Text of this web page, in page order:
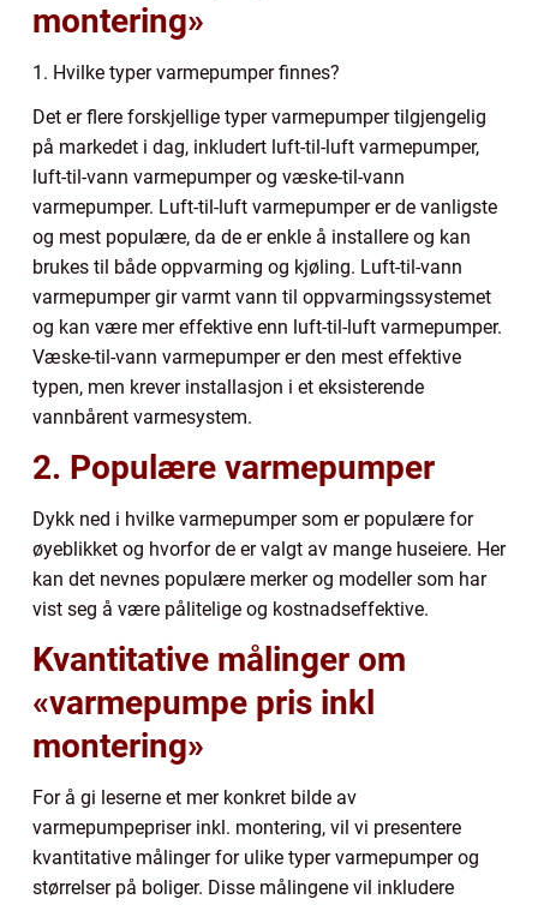
montering»
1. Hvilke typer varmepumper finnes?
Det er flere forskjellige typer varmepumper tilgjengelig
på markedet i dag, inkludert luft-til-luft varmepumper,
luft-til-vann varmepumper og væske-til-vann
varmepumper. Luft-til-luft varmepumper er de vanligste
og mest populære, da de er enkle å installere og kan
brukes til både oppvarming og kjøling. Luft-til-vann
varmepumper gir varmt vann til oppvarmingssystemet
og kan være mer effektive enn luft-til-luft varmepumper.
Væske-til-vann varmepumper er den mest effektive
typen, men krever installasjon i et eksisterende
vannbårent varmesystem.
2. Populære varmepumper
Dykk ned i hvilke varmepumper som er populære for
øyeblikket og hvorfor de er valgt av mange huseiere. Her
kan det nevnes populære merker og modeller som har
vist seg å være pålitelige og kostnadseffektive.
Kvantitative målinger om
«varmepumpe pris inkl
montering»
For å gi leserne et mer konkret bilde av
varmepumpepriser inkl. montering, vil vi presentere
kvantitative målinger for ulike typer varmepumper og
størrelser på boliger. Disse målingene vil inkludere